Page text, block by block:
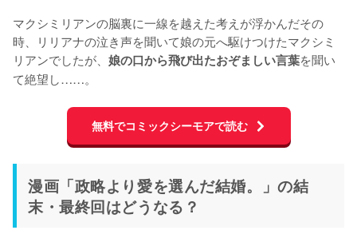
マクシミリアンの脳裏に一線を越えた考えが浮かんだその
時、リリアナの泣き声を聞いて娘の元へ駆けつけたマクシミ
リアンでしたが、 娘の口から飛び出たおぞましい言葉を聞い
て絶望し……。
無料でコミックシーモアで読む
漫画「政略より愛を選んだ結婚。」の結
末・最終回はどうなる？